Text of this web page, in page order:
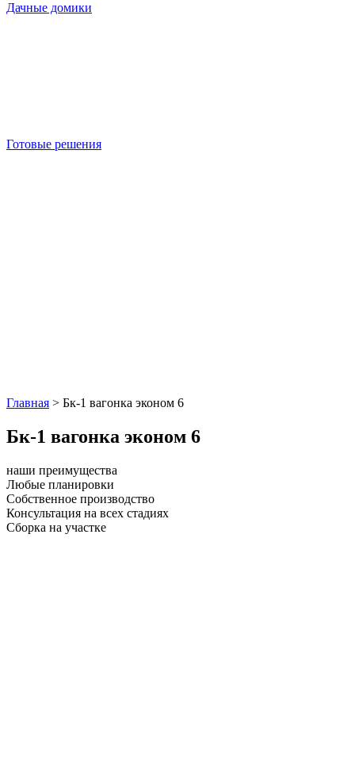
Дачные домики
Готовые решения
Главная > Бк-1 вагонка эконом 6
Бк-1 вагонка эконом 6
наши преимущества
Любые планировки
Собственное производство
Консультация на всех стадиях
Сборка на участке